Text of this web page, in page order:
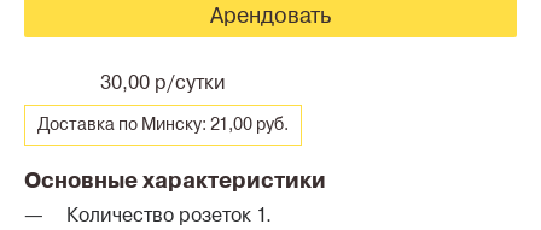
Арендовать
30,00 р/сутки
Доставка по Минску: 21,00 руб.
Основные характеристики
Количество розеток 1.